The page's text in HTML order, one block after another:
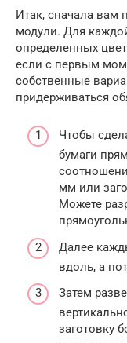
Итак, сначала вам
модули. Для
определенных
если с первым
собственные
придерживаться
Чтобы
бумаги
мм или
Можете
Далее
вдоль, а
Затем
заготовку